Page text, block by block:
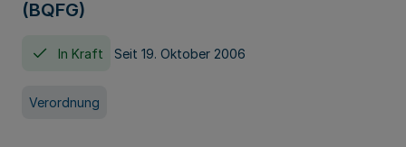
(BQFG)
In Kraft Seit 19. Oktober 2006
Verordnung